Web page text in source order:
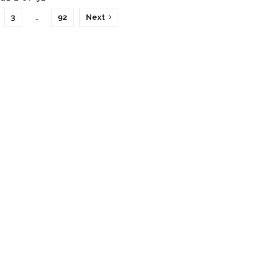
3 … 92 Next